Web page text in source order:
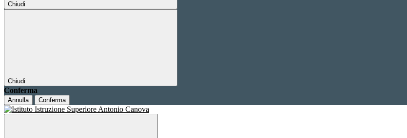
Chiudi
Chiudi
Conferma
Annulla Conferma